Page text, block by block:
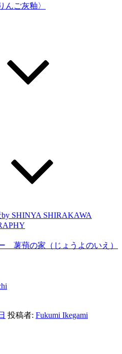
んご灰釉〉
SHINYA SHIRAKAWA
薯蕷の家（じょうよのいえ）
投稿者: Fukumi Ikegami